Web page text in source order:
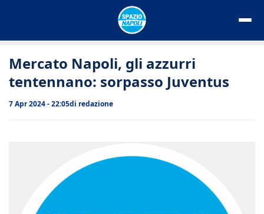
Mercato Napoli, gli azzurri
tentennano: sorpasso Juventus
7 Apr 2024 - 22:05di redazione